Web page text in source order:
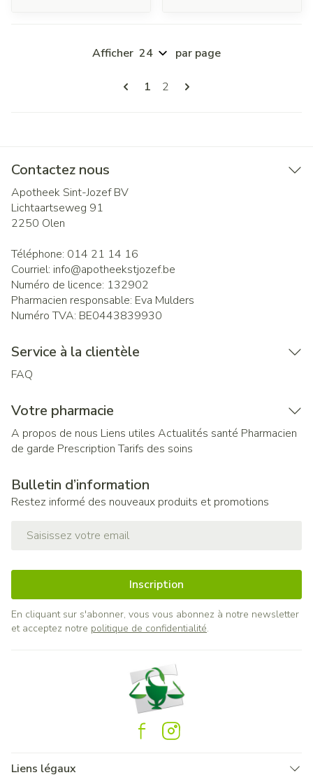
Pages
Vous lisez actuellement la page
1 Page
2
Afficher par page
Contactez nous
Apotheek Sint-Jozef BV
Lichtaartseweg 91
2250 Olen
Téléphone: 014 21 14 16
Courriel: info@apotheekstjozef.be
Numéro de licence: 132902
Pharmacien responsable: Eva Mulders
Numéro TVA: BE0443839930
Service à la clientèle
FAQ
Votre pharmacie
A propos de nous Liens utiles Actualités santé Pharmacien
de garde Prescription Tarifs des soins
Bulletin d’information
Restez informé des nouveaux produits et promotions
Inscription
En cliquant sur s'abonner, vous vous abonnez à notre newsletter
et acceptez notre politique de confidentialité.
Liens légaux